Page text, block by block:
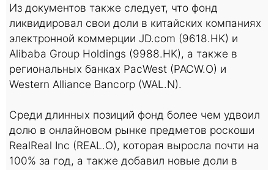
Из документов также следует, что фонд
ликвидировал свои доли в китайских компаниях
электронной коммерции JD.com (9618.HK) и
Alibaba Group Holdings (9988.HK), а также в
региональных банках PacWest (PACW.O) и
Western Alliance Bancorp (WAL.N).
Среди длинных позиций фонд более чем удвоил
долю в онлайновом рынке предметов роскоши
RealReal Inc (REAL.O), которая выросла почти на
100% за год, а также добавил новые доли в